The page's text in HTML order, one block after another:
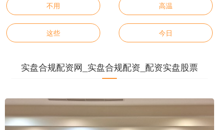
不用 高温
这些 今日
实盘合规配资网_实盘合规配资_配资实盘股票